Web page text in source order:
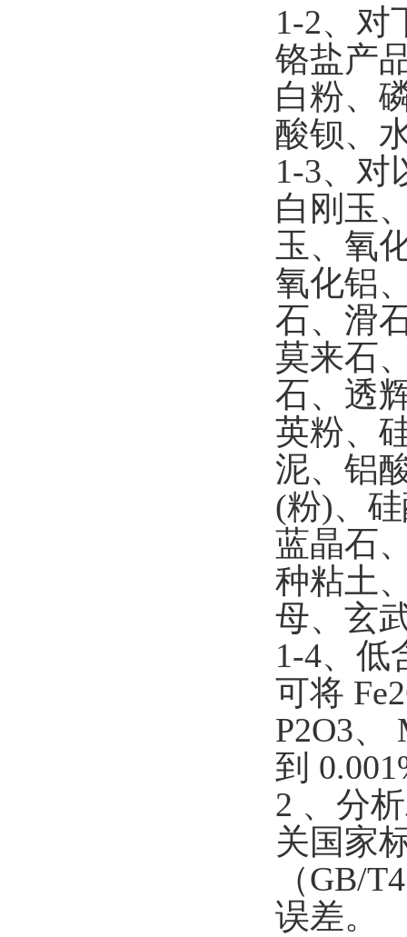
1-2、对
铬盐产
白粉、
酸钡、
1-3、对
白刚玉
玉、氧
氧化铝
石、滑
莫来石
石、透
英粉、
泥、铝
(粉)、
蓝晶石
种粘土
母、 玄
1-4、低
可将
P2O3、
到
2 、分
关国家
（GB/
误差。